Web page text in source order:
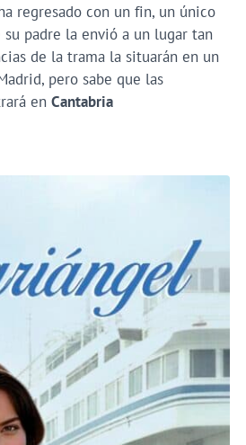
regresado con un fin, un único
padre la envió a un lugar tan
de la trama la situarán en un
pero sabe que las
en Cantabria